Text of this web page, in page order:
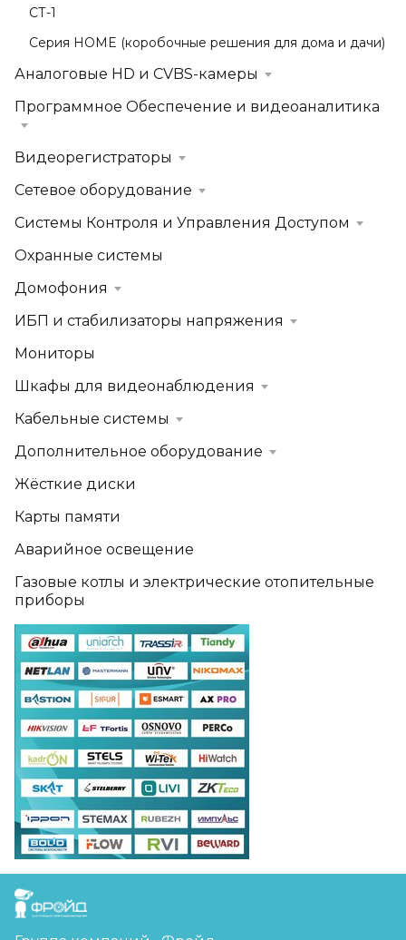
СТ-1
Серия HOME (коробочные решения для дома и дачи)
Аналоговые HD и CVBS-камеры
Программное Обеспечение и видеоаналитика
Видеорегистраторы
Сетевое оборудование
Системы Контроля и Управления Доступом
Охранные системы
Домофония
ИБП и стабилизаторы напряжения
Мониторы
Шкафы для видеонаблюдения
Кабельные системы
Дополнительное оборудование
Жёсткие диски
Карты памяти
Аварийное освещение
Газовые котлы и электрические отопительные
приборы
FreudGroup